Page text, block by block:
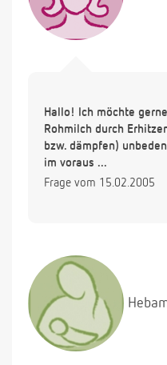
Hallo! Ich möchte
Rohmilch durch
bzw. dämpfen)
im voraus ...
Frage vom 15.02.2005